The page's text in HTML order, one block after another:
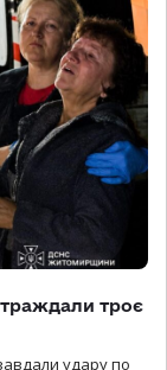
троє
удару по